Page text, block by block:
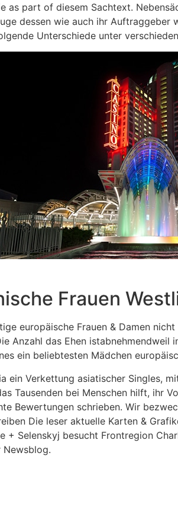
part of diesem Sachtext.
dessen wie auch ihr Auftraggeber
Unterschiede unter
Frauen
europäische Frauen & Damen
das Ehen istabnehmendweil
ein beliebtesten Mädchen
ein Verkettung asiatischer Singles,
Tausenden bei Menschen hilft, ihr
Bewertungen schrieben. Wir
Die leser aktuelle Karten &
Selenskyj besucht Frontregion
Newsblog.